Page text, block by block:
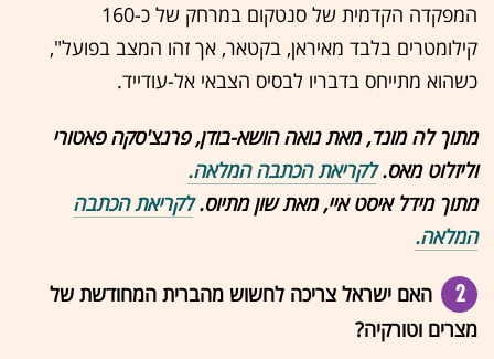
המפקדה הקדמית של סנטקום במרחק של כ-160
קילומטרים בלבד מאיראן, בקטאר, אך זהו המצב בפועל",
כשהוא מתייחס בדבריו לבסיס הצבאי אל-עודייד.
מתוך לה מונד, מאת נואה הושא-בודן, פרנצ'סקה פאטורי
וליזלוט מאס.לקריאת הכתבה המלאה.
מתוך מידל איסט איי, מאת שון מתיוס.לקריאת הכתבה
המלאה.
2
האם ישראל צריכה לחשוש מהברית המחודשת של
מצרים וטורקיה?